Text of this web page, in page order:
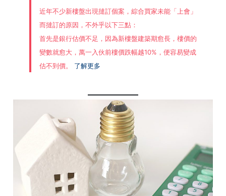
近年不少新樓盤出現撻訂個案，綜合買家未能「上會」
而撻訂的原因，不外乎以下三點：
首先是銀行估價不足，因為新樓盤建築期愈長，樓價的
變數就愈大，萬一入伙前樓價跌幅越10%，便容易變成
估不到價。 了解更多